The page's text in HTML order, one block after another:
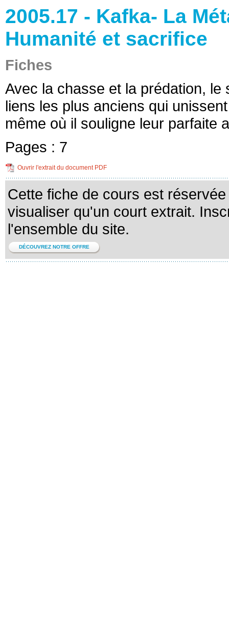
2005.17 - Kafka- La
Humanité et sacrifice
Fiches
Avec la chasse et la prédation, le
liens les plus anciens qui
même où il souligne leur parfaite
Pages : 7
Ouvrir l'extrait du document PDF
Cette fiche de cours est
visualiser qu'un court extrait.
l'ensemble du site.
DÉCOUVREZ NOTRE OFFRE